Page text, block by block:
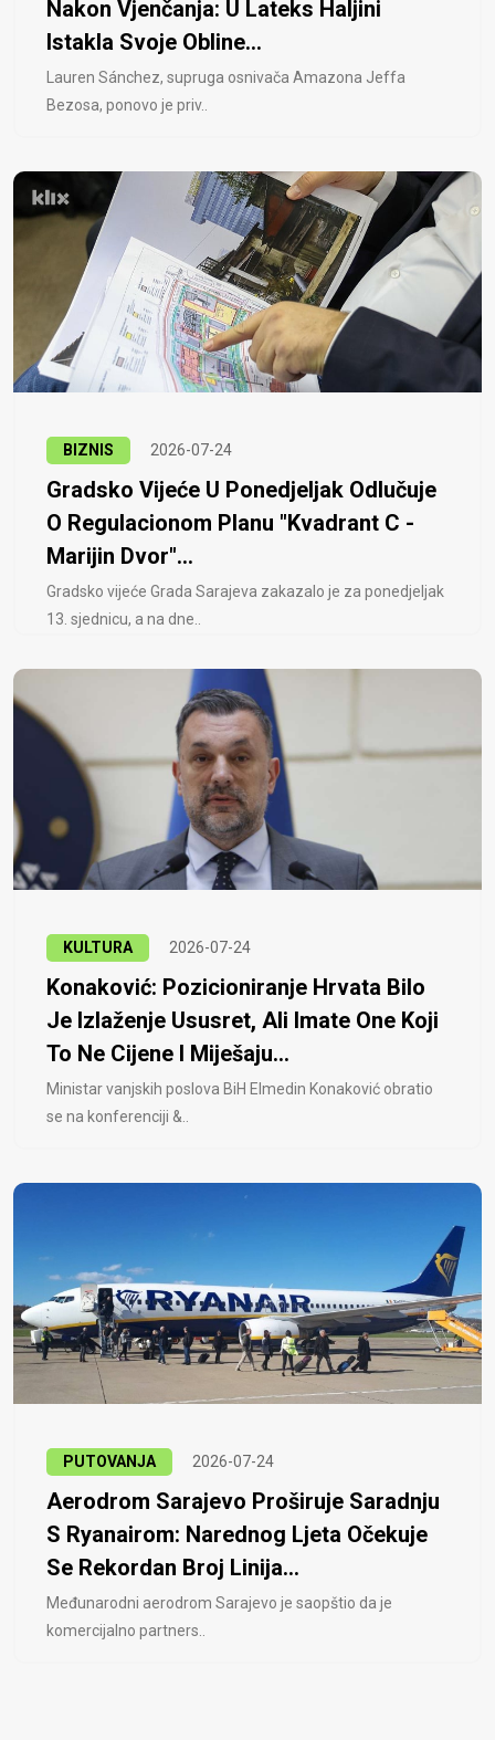
Nakon Vjenčanja: U Lateks Haljini
Istakla Svoje Obline...
Lauren Sánchez, supruga osnivača Amazona Jeffa
Bezosa, ponovo je priv..
BIZNIS 2026-07-24
Gradsko Vijeće U Ponedjeljak Odlučuje
O Regulacionom Planu "Kvadrant C -
Marijin Dvor"...
Gradsko vijeće Grada Sarajeva zakazalo je za ponedjeljak
13. sjednicu, a na dne..
KULTURA 2026-07-24
Konaković: Pozicioniranje Hrvata Bilo
Je Izlaženje Ususret, Ali Imate One Koji
To Ne Cijene I Miješaju...
Ministar vanjskih poslova BiH Elmedin Konaković obratio
se na konferenciji &..
PUTOVANJA 2026-07-24
Aerodrom Sarajevo Proširuje Saradnju
S Ryanairom: Narednog Ljeta Očekuje
Se Rekordan Broj Linija...
Međunarodni aerodrom Sarajevo je saopštio da je
komercijalno partners..